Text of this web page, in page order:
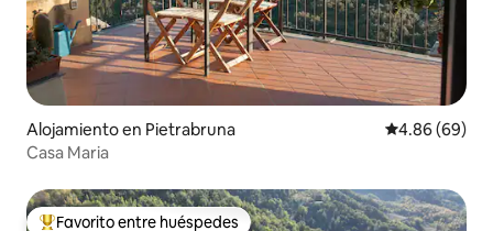
Alojamiento en Pietrabruna Calificación
4.86 (69)
Casa Maria
Favorito entre huéspedes